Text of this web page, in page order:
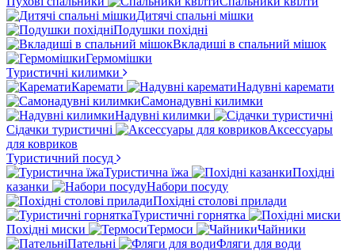
Дитячі спальні мішки
Подушки похідні
Вкладиші в спальний мішок
Гермомішки
Туристичні килимки
Каремати
Надувні каремати
Самонадувні килимки
Надувні килимки
Сідачки туристичні
Аксессуары
для ковриков
Туристичний посуд
Туристична їжа
Похідні
казанки
Набори посуду
Похідні столові прилади
Туристичні горнятка
Похідні миски
Термоси
Чайники
Пательні
Фляги для води